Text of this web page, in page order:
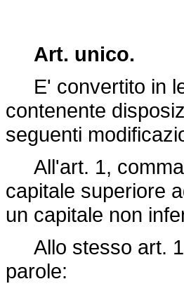
Art. unico.
E' convertito in
contenente
seguenti
All'art. 1, comma
capitale superiore
un capitale non
Allo stesso art. 1
parole: